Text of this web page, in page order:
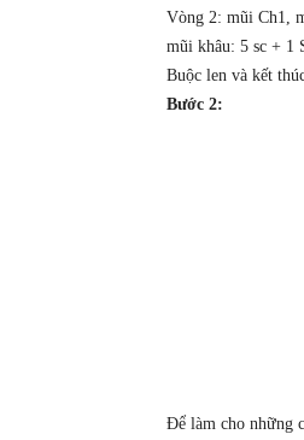
Vòng 2: mũi Ch1,
mũi khâu: 5 sc + 1
Buộc len và kết
Bước 2:
Để làm cho những